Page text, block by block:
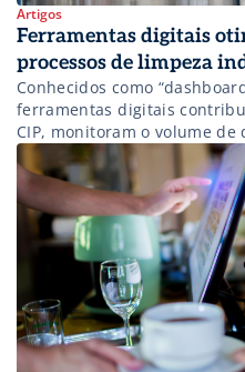
Artigos
Ferramentas digitais
processos de limpeza
Conhecidos como
ferramentas digitais
CIP, monitoram o volume
ajudam na tomada de